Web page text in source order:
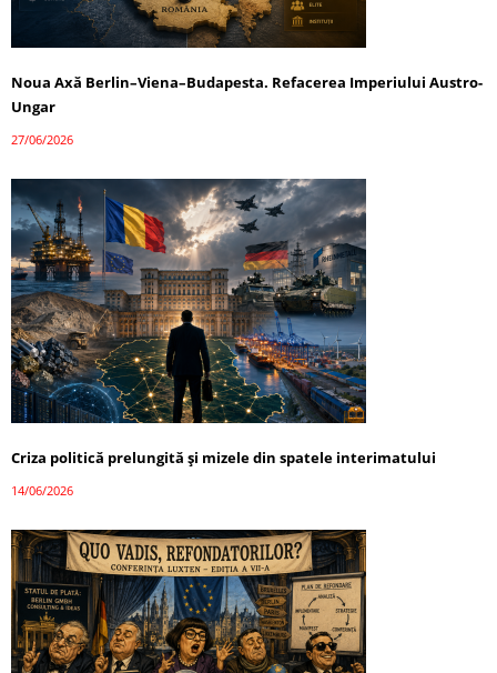
Noua Axă Berlin–Viena–Budapesta. Refacerea Imperiului Austro-
Ungar
27/06/2026
Criza politică prelungită și mizele din spatele interimatului
14/06/2026